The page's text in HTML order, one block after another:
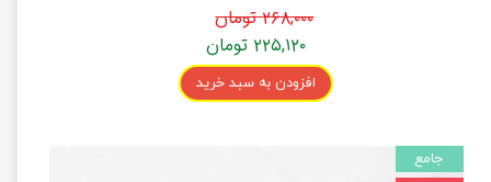
۲۶۸,۰۰۰ تومان
۲۲۵,۱۲۰ تومان
افزودن به سبد خرید
جامع